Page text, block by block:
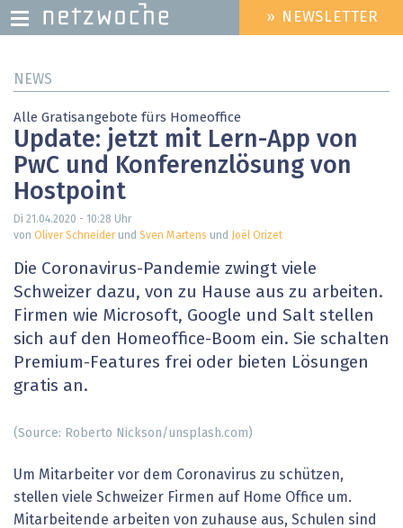
zum
HEADER
MENU
» NEWSLETTER
NEWS
Alle Gratisangebote fürs Homeoffice
Update: jetzt mit Lern-App von
PwC und Konferenzlösung von
Hostpoint
Di 21.04.2020 - 10:28 Uhr
von Oliver Schneiderund Sven Martens und Joël Orizet
Die Coronavirus-Pandemie zwingt viele
Schweizer dazu, von zu Hause aus zu arbeiten.
Firmen wie Microsoft, Google und Salt stellen
sich auf den Homeoffice-Boom ein. Sie schalten
Premium-Features frei oder bieten Lösungen
gratis an.
(Source: Roberto Nickson/unsplash.com)
Um Mitarbeiter vor dem Coronavirus zu schützen,
stellen viele Schweizer Firmen auf Home Office um.
Mitarbeitende arbeiten von zuhause aus, Schulen sind